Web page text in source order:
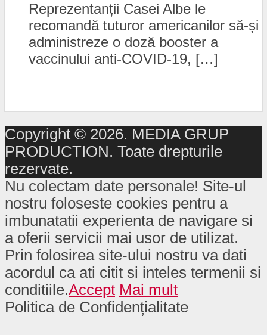
Reprezentanții Casei Albe le
recomandă tuturor americanilor să-și
administreze o doză booster a
vaccinului anti-COVID-19, […]
Copyright © 2026. MEDIA GRUP
PRODUCTION. Toate drepturile
rezervate.
Nu colectam date personale! Site-ul
nostru foloseste cookies pentru a
imbunatatii experienta de navigare si
a oferii servicii mai usor de utilizat.
Prin folosirea site-ului nostru va dati
acordul ca ati citit si inteles termenii si
conditiile.Accept Mai mult
Politica de Confidențialitate